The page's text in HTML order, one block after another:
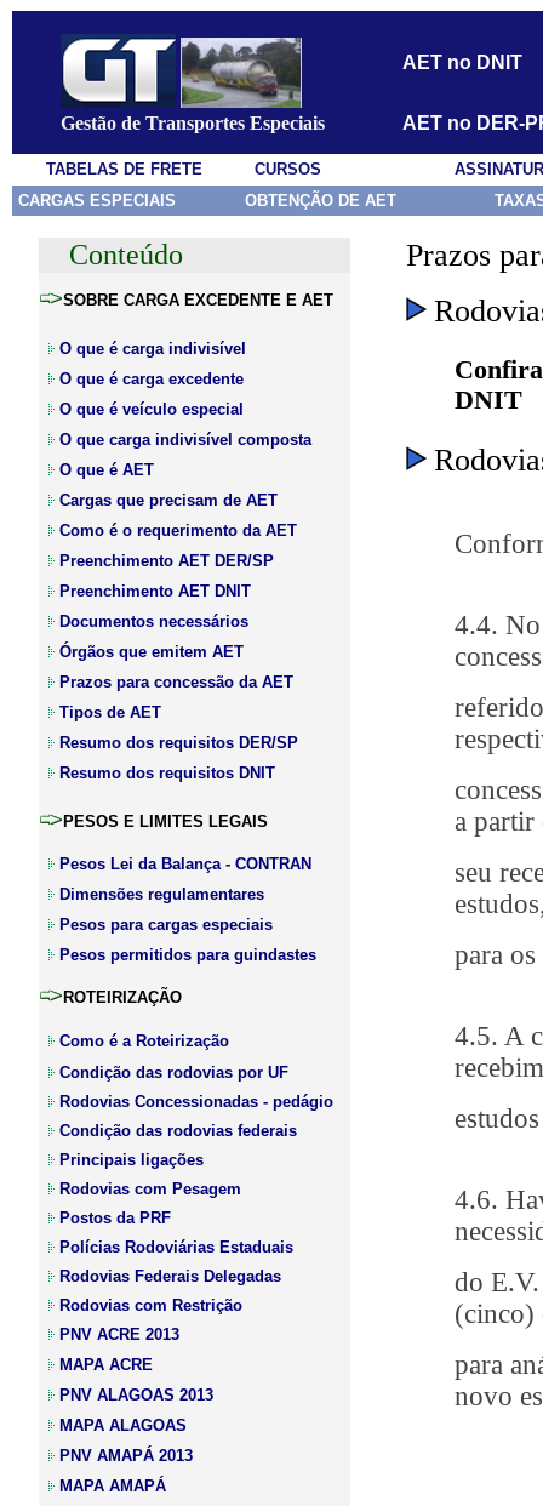
Gestão de Transportes Especiais
AET no DNIT
AET no DER-
TABELAS DE FRETE CURSOS
CARGAS ESPECIAIS
OBTENÇÃO DE AET
Conteúdo
SOBRE CARGA EXCEDENTE E AET
O que é carga indivisível
O que é carga excedente
O que é veículo especial
O que carga indivisível composta
O que é AET
Cargas que precisam de AET
Como é o requerimento da AET
Preenchimento AET DER/SP
Preenchimento AET DNIT
Documentos necessários
Órgãos que emitem AET
Prazos para concessão da AET
Tipos de AET
Resumo dos requisitos DER/SP
Resumo dos requisitos DNIT
PESOS E LIMITES LEGAIS
Pesos Lei da Balança - CONTRAN
Dimensões regulamentares
Pesos para cargas especiais
Pesos permitidos para guindastes
ROTEIRIZAÇÃO
Como é a Roteirização
Condição das rodovias por UF
Rodovias Concessionadas - pedágio
Condição das rodovias federais
Principais ligações
Rodovias com Pesagem
Postos da PRF
Polícias Rodoviárias Estaduais
Rodovias Federais Delegadas
Rodovias com Restrição
PNV ACRE 2013
MAPA ACRE
PNV ALAGOAS 2013
MAPA ALAGOAS
PNV AMAPÁ 2013
MAPA AMAPÁ
Prazos
DNIT
4.4. No
a partir
seu
para
4.5. A
4.6.
do
(cinco)
para
novo